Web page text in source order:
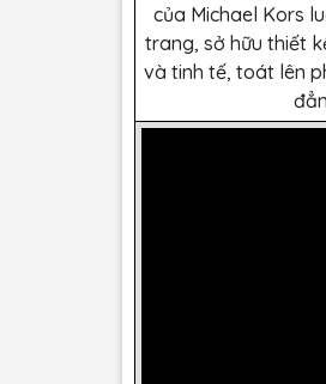
của Michael Kors
trang, sở hữu thiết
và tinh tế, toát lên